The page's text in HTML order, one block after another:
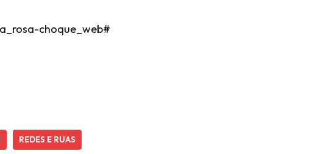
choque_web#
REDES E RUAS